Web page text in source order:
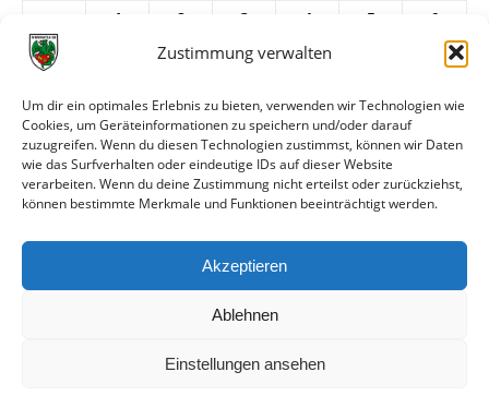
Zustimmung verwalten
Um dir ein optimales Erlebnis zu bieten, verwenden wir Technologien wie
Cookies, um Geräteinformationen zu speichern und/oder darauf
zuzugreifen. Wenn du diesen Technologien zustimmst, können wir Daten
wie das Surfverhalten oder eindeutige IDs auf dieser Website
verarbeiten. Wenn du deine Zustimmung nicht erteilst oder zurückziehst,
können bestimmte Merkmale und Funktionen beeinträchtigt werden.
Akzeptieren
Ablehnen
Einstellungen ansehen
1
2 3 4 5
6
7
9 10 11
21
22 23 24 25 26
28
29
30
« Aug.
Okt. »
ARCHIV